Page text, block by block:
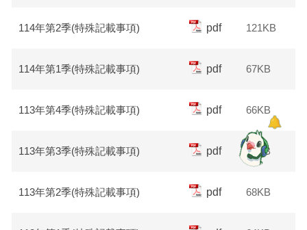
114年第2季(特殊記載事項) pdf 121KB
114年第1季(特殊記載事項) pdf 67KB
113年第4季(特殊記載事項) pdf 66KB
113年第3季(特殊記載事項) pdf 66KB
113年第2季(特殊記載事項) pdf 68KB